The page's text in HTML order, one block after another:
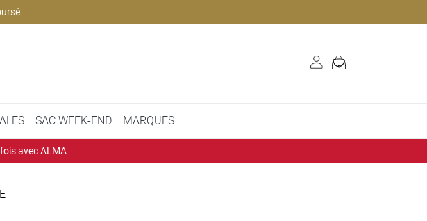
SAC WEEK-END MARQUES
avec ALMA